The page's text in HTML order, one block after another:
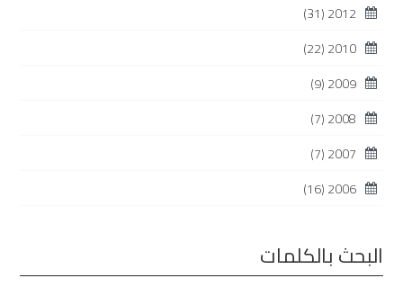
2012
(31)
2010
(22)
2009
(9)
2008
(7)
2007
(7)
2006
(16)
البحث بالكلمات